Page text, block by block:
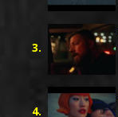
3.
4.